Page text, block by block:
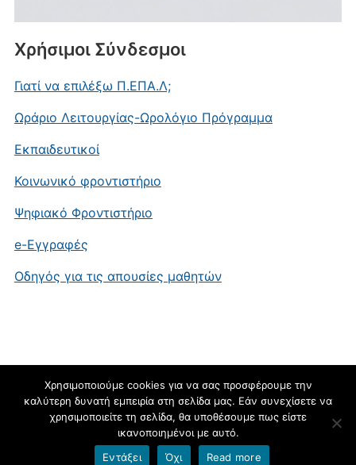
Χρήσιμοι Σύνδεσμοι
Γιατί να επιλέξω Π.ΕΠΑ.Λ;
Ωράριο Λειτουργίας-Ωρολόγιο Πρόγραμμα
Εκπαιδευτικοί
Κοινωνικό φροντιστήριο
Ψηφιακό Φροντιστήριο
e-Εγγραφές
Οδηγός για τις απουσίες μαθητών
blogs.sch.gr
Χρησιμοποιούμε cookies για να σας προσφέρουμε την
καλύτερη δυνατή εμπειρία στη σελίδα μας. Εάν συνεχίσετε να
χρησιμοποιείτε τη σελίδα, θα υποθέσουμε πως είστε
ικανοποιημένοι με αυτό.
Εντάξει
Όχι Read more